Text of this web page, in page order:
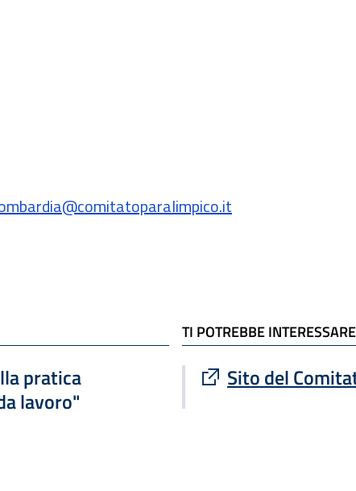
pratica
lavoro"
TI POTREBBE INTERESSARE
Sito del
Sito esterno :